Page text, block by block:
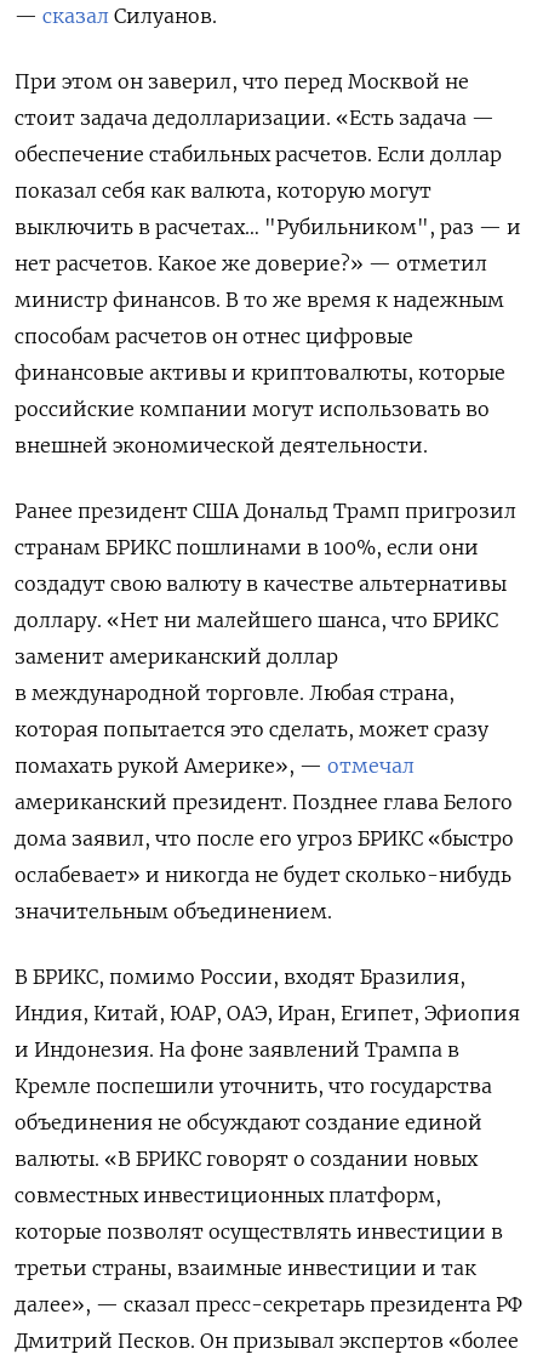
Подписывайтесь на The Moscow
Times в Telegram —
@moscowtimes_ru
— сказал Силуанов.
При этом он заверил, что перед Москвой не
стоит задача дедолларизации. «Есть задача —
обеспечение стабильных расчетов. Если доллар
показал себя как валюта, которую могут
выключить в расчетах… "Рубильником", раз — и
нет расчетов. Какое же доверие?» — отметил
министр финансов. В то же время к надежным
способам расчетов он отнес цифровые
финансовые активы и криптовалюты, которые
российские компании могут использовать во
внешней экономической деятельности.
Ранее президент США Дональд Трамп пригрозил
странам БРИКС пошлинами в 100%, если они
создадут свою валюту в качестве альтернативы
доллару. «Нет ни малейшего шанса, что БРИКС
заменит американский доллар
в международной торговле. Любая страна,
которая попытается это сделать, может сразу
помахать рукой Америке», — отмечал
американский президент. Позднее глава Белого
дома заявил, что после его угроз БРИКС «быстро
ослабевает» и никогда не будет сколько-нибудь
значительным объединением.
В БРИКС, помимо России, входят Бразилия,
Индия, Китай, ЮАР, ОАЭ, Иран, Египет, Эфиопия
и Индонезия. На фоне заявлений Трампа в
Кремле поспешили уточнить, что государства
объединения не обсуждают создание единой
валюты. «В БРИКС говорят о создании новых
совместных инвестиционных платформ,
которые позволят осуществлять инвестиции в
третьи страны, взаимные инвестиции и так
далее», — сказал пресс-секретарь президента РФ
Дмитрий Песков. Он призывал экспертов «более